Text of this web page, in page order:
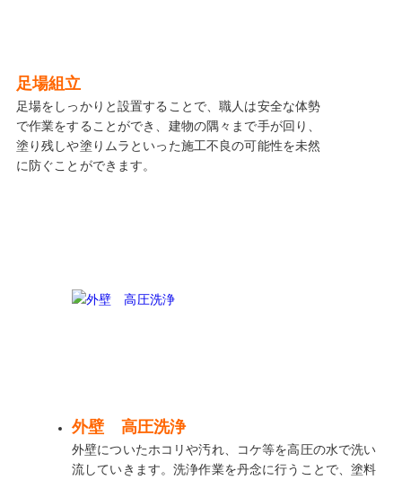
足場組立
足場をしっかりと設置することで、職人は安全な体勢
で作業をすることができ、建物の隅々まで手が回り、
塗り残しや塗りムラといった施工不良の可能性を未然
に防ぐことができます。
外壁 高圧洗浄
外壁についたホコリや汚れ、コケ等を高圧の水で洗い
流していきます。洗浄作業を丹念に行うことで、塗料